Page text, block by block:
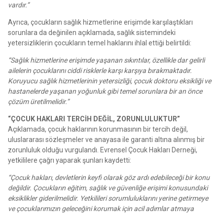
vardır.”
Ayrıca, çocukların sağlık hizmetlerine erişimde karşılaştıkları
sorunlara da değinilen açıklamada, sağlık sistemindeki
yetersizliklerin çocukların temel haklarını ihlal ettiği belirtildi:
“Sağlık hizmetlerine erişimde yaşanan sıkıntılar, özellikle dar gelirli
ailelerin çocuklarını ciddi risklerle karşı karşıya bırakmaktadır.
Koruyucu sağlık hizmetlerinin yetersizliği, çocuk doktoru eksikliği ve
hastanelerde yaşanan yoğunluk gibi temel sorunlara bir an önce
çözüm üretilmelidir.”
“ÇOCUK HAKLARI TERCİH DEĞİL, ZORUNLULUKTUR”
Açıklamada, çocuk haklarının korunmasının bir tercih değil,
uluslararası sözleşmeler ve anayasa ile garanti altına alınmış bir
zorunluluk olduğu vurgulandı. Evrensel Çocuk Hakları Derneği,
yetkililere çağrı yaparak şunları kaydetti:
“Çocuk hakları, devletlerin keyfi olarak göz ardı edebileceği bir konu
değildir. Çocukların eğitim, sağlık ve güvenliğe erişimi konusundaki
eksiklikler giderilmelidir. Yetkilileri sorumluluklarını yerine getirmeye
ve çocuklarımızın geleceğini korumak için acil adımlar atmaya